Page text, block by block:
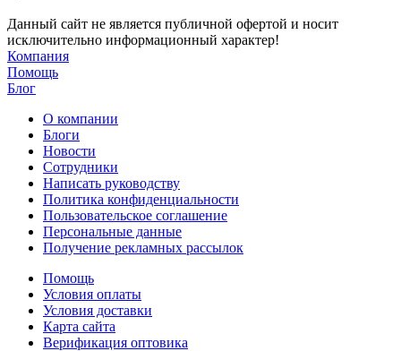
Данный сайт не является публичной офертой и носит
исключительно информационный характер!
Компания
Помощь
Блог
О компании
Блоги
Новости
Сотрудники
Написать руководству
Политика конфиденциальности
Пользовательское соглашение
Персональные данные
Получение рекламных рассылок
Помощь
Условия оплаты
Условия доставки
Карта сайта
Верификация оптовика